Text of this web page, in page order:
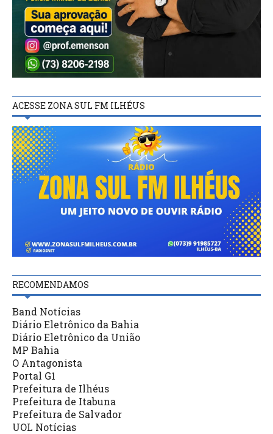
ACESSE ZONA SUL FM ILHÉUS
RECOMENDAMOS
Band Notícias
Diário Eletrônico da Bahia
Diário Eletrônico da União
MP Bahia
O Antagonista
Portal G1
Prefeitura de Ilhéus
Prefeitura de Itabuna
Prefeitura de Salvador
UOL Notícias